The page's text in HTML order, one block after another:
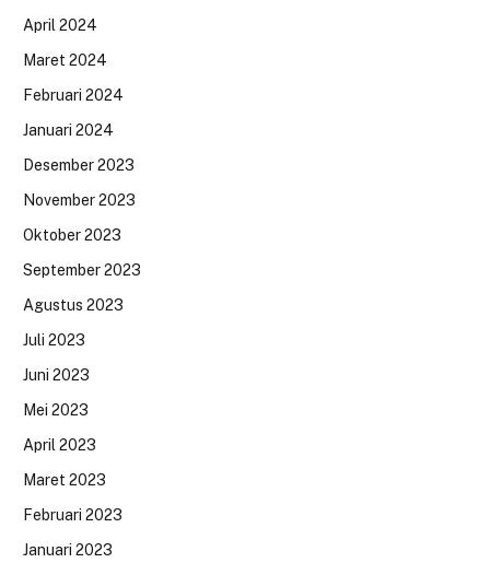
April 2024
Maret 2024
Februari 2024
Januari 2024
Desember 2023
November 2023
Oktober 2023
September 2023
Agustus 2023
Juli 2023
Juni 2023
Mei 2023
April 2023
Maret 2023
Februari 2023
Januari 2023